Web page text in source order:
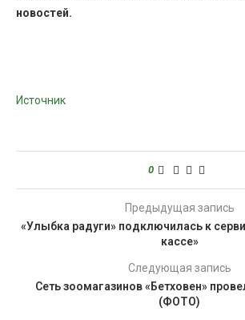
новостей.
Источник
0
Предыдущая запись
«Улыбка радуги» подключилась к
кассе»
Следующая запись
Сеть зоомагазинов «Бетховен»
(ФОТО)